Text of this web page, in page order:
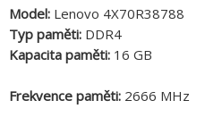
Model: Lenovo 4X70R38788
Typ paměti: DDR4
Kapacita paměti: 16 GB
Frekvence paměti: 2666 MHz